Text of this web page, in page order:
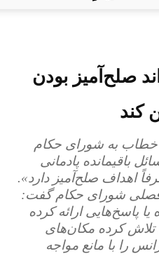
صلح‌آمیز بودن
کند
خطاب به شورای حکام
باقیمانده پادمانی
اهداف صلح‌آمیز دارد».
نشست فصلی شورای حکام گفت:
پاسخ‌هایی ارائه کرده
تلاش کرده مکان‌های
را با مانع مواجه